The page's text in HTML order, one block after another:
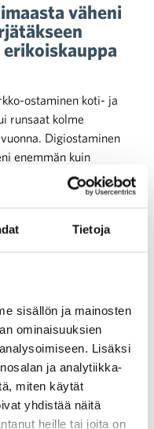
Tietoja
sisällön ja mainosten
ominaisuuksien
Lisäksi
ja analytiikka-
miten käytät
yhdistää näitä
heille tai joita on
väheni
ostaminen koti- ja
runsaat kolme
Digiostaminen
enemmän kuin
vaikutti myös
jättien, Temun ja
2024 Temu
jo
käyttämäksi
pärjäisi
sen olisi
ja
ratkaisujen
soveltamiseen.
,